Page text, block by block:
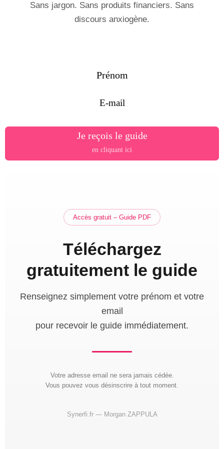
Sans jargon. Sans produits financiers. Sans
discours anxiogène.
Prénom
E-mail
Je reçois le guide
en cliquant ici
Accès gratuit – Guide PDF
Téléchargez
gratuitement le guide
Renseignez simplement votre prénom et votre
email
pour recevoir le guide immédiatement.
Votre adresse email ne sera jamais cédée.
Vous pouvez vous désinscrire à tout moment.
Synerfi.fr — Morgan ZAPPULA